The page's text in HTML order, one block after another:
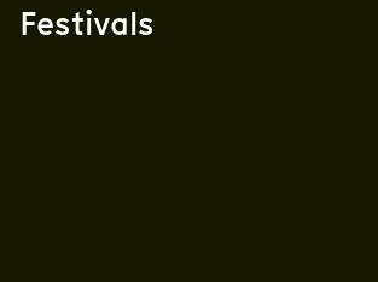
Festivals